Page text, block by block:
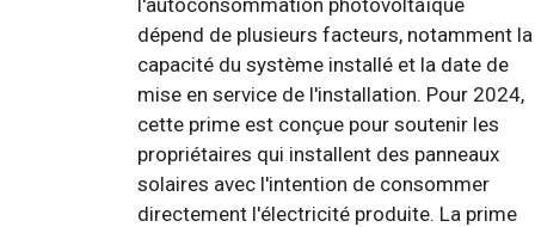
dépend de plusieurs facteurs, notamment la
capacité du système installé et la date de
mise en service de l'installation. Pour 2024,
cette prime est conçue pour soutenir les
propriétaires qui installent des panneaux
solaires avec l'intention de consommer
directement l'électricité produite. La prime